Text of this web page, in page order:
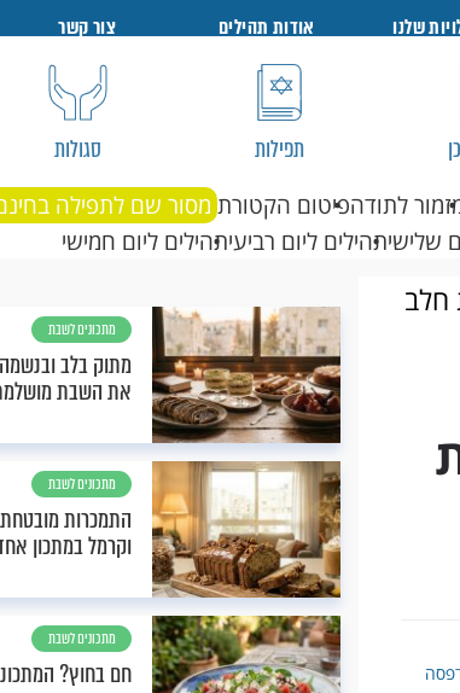
שלנו אודות תהילים צור קשר
תפילות סגולות
לתודהפיטום הקטורת מסור שם לתפילה
שלישיתהילים ליום רביעיתהילים ליום חמישי
חלב
מתכונים לשבת
את השבת
מתכונים לשבת
התמכרות
וקרמל במתכון
מתכונים לשבת
חם בחוץ?